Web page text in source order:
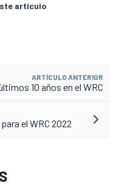
artículo
ARTÍCULO ANTERIOR
10 años en el WRC
el WRC 2022